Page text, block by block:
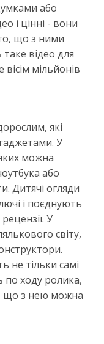
або
і цінні - вони
що з ними
таке відео для
мільйонів
які
У
можна
або
Дитячі огляди
і поєднують
У
світу,
не тільки самі
по ходу ролика,
що з нею можна